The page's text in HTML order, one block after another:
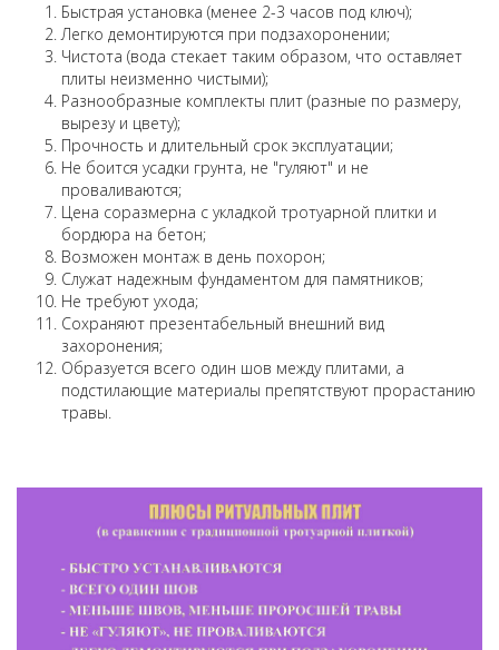
Быстрая установка (менее 2-3 часов под ключ);
Легко демонтируются при подзахоронении;
Чистота (вода стекает таким образом, что оставляет
плиты неизменно чистыми);
Разнообразные комплекты плит (разные по размеру,
вырезу и цвету);
Прочность и длительный срок эксплуатации;
Не боится усадки грунта, не "гуляют" и не
проваливаются;
Цена соразмерна с укладкой тротуарной плитки и
бордюра на бетон;
Возможен монтаж в день похорон;
Служат надежным фундаментом для памятников;
Не требуют ухода;
Сохраняют презентабельный внешний вид
захоронения;
Образуется всего один шов между плитами, а
подстилающие материалы препятствуют прорастанию
травы.